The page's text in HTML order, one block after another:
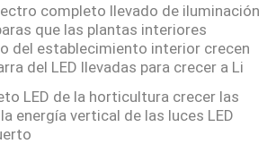
completo llevado de iluminación
que las plantas interiores
del establecimiento interior crecen
del LED llevadas para crecer a Li
LED de la horticultura crecer las
energía vertical de las luces LED